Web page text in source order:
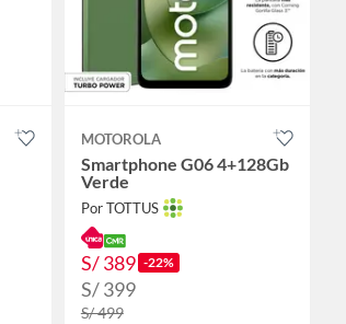
MOTOROLA
Smartphone G06 4+128Gb
Verde
Por TOTTUS
S/ 389 -22%
S/ 399
S/ 499